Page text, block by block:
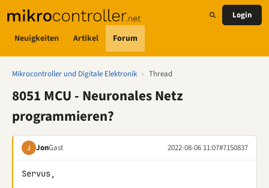
Neuigkeiten Artikel Forum
Login
Mikrocontroller und Digitale Elektronik › Thread
8051 MCU - Neuronales Netz
programmieren?
J JonGast 2022-08-06 11:07#7150837
Servus,